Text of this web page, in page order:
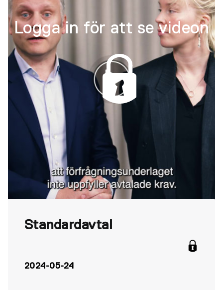
Logga in för att se videon
Standardavtal
2024-05-24